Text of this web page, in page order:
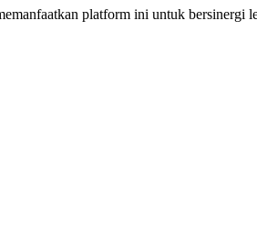
platform ini untuk bersinergi